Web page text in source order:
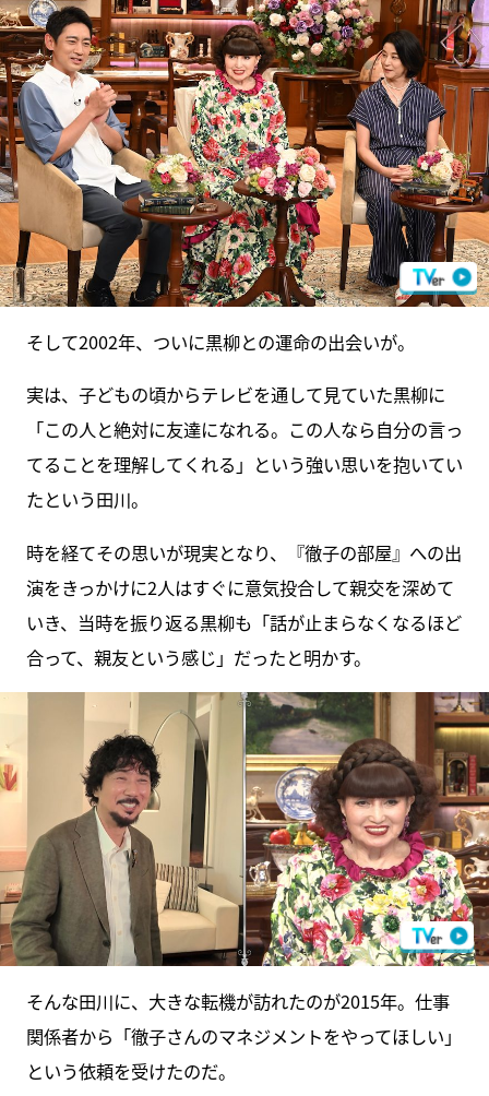
そして2002年、ついに黒柳との運命の出会いが。
実は、子どもの頃からテレビを通して見ていた黒柳に
「この人と絶対に友達になれる。この人なら自分の言っ
てることを理解してくれる」という強い思いを抱いてい
たという田川。
時を経てその思いが現実となり、『徹子の部屋』への出
演をきっかけに2人はすぐに意気投合して親交を深めて
いき、当時を振り返る黒柳も「話が止まらなくなるほど
合って、親友という感じ」だったと明かす。
そんな田川に、大きな転機が訪れたのが2015年。仕事
関係者から「徹子さんのマネジメントをやってほしい」
という依頼を受けたのだ。